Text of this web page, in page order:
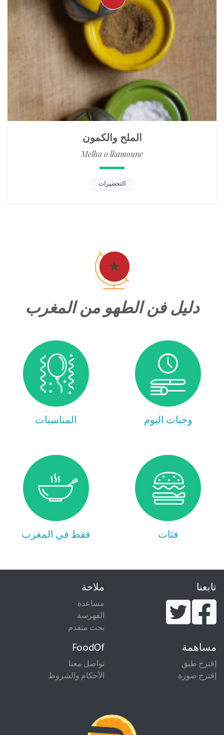
الملح والكمون
Melha o lkamoune
التحضيرات
دليل فن الطهو من المغرب
وجبات اليوم المناسبات
فئات فقط في المغرب
تابعنا ملاحة
مساعدة
الفهرسة
بحث متقدم
مساهمة
إقترح طبق
إقترح صورة
FoodOf
تواصل معنا
الأحكام والشروط